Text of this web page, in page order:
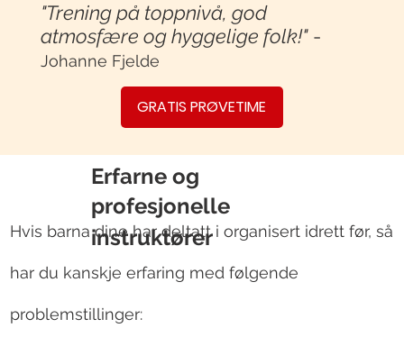
"Trening på toppnivå, god
atmosfære og hyggelige folk!"-
Johanne Fjelde
GRATIS PRØVETIME
Erfarne og
profesjonelle
instruktører
Hvis barna dine har deltatt i organisert idrett før, så
har du kanskje erfaring med følgende
problemstillinger: